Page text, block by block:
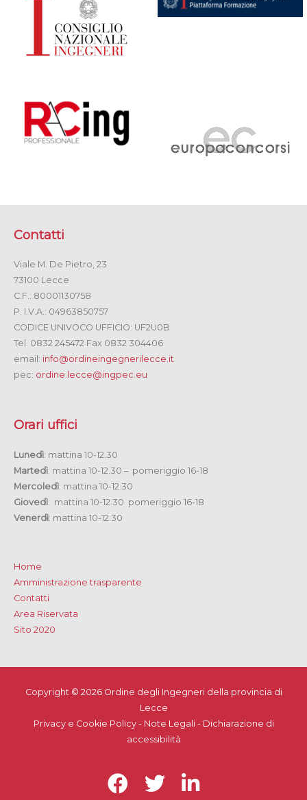
Contatti
Viale M. De Pietro, 23
73100 Lecce
C.F.: 80001130758
P. I.V.A.: 04963850757
CODICE UNIVOCO UFFICIO: UF2U0B
Tel. 0832 245472 Fax 0832 304406
email: info@ordineingegnerilecce.it
pec: ordine.lecce@ingpec.eu
Orari uffici
Lunedì: mattina 10-12.30
Martedì: mattina 10-12.30 – pomeriggio 16-18
Mercoledì: mattina 10-12.30
Giovedì: mattina 10-12.30 pomeriggio 16-18
Venerdì: mattina 10-12.30
Home
Amministrazione trasparente
Contatti
Area Riservata
Sito 2020
Copyright © 2026 Ordine degli Ingegneri della provincia di
Lecce
Privacy e Cookie Policy- Note Legali- Dichiarazione di
accessibilità